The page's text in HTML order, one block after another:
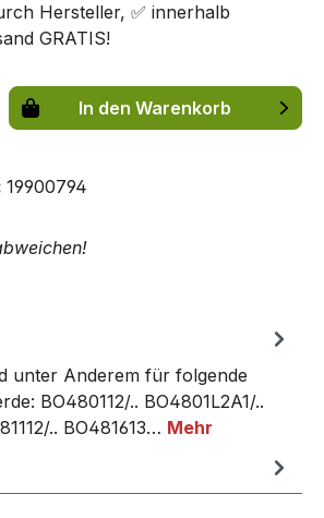
Hersteller, ✅ innerhalb
GRATIS!
Gib den
In den Warenkorb
19900794
unter Anderem für folgende
BO480112/.. BO4801L2A1/..
.. BO481613… Mehr